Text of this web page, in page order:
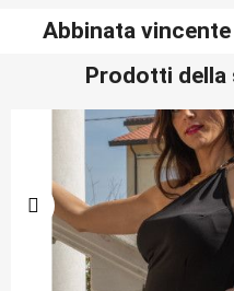
Abbinata
Prodotti della